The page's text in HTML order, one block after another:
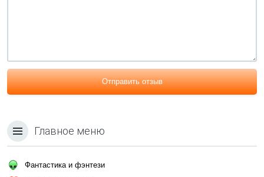
Отправить отзыв
Главное меню
Фантастика и фэнтези